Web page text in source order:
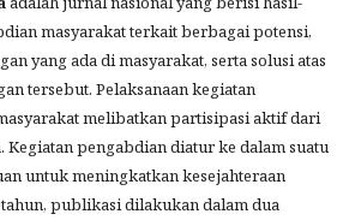
masyarakat terkait berbagai potensi,
yang ada di masyarakat, serta solusi atas
tersebut. Pelaksanaan kegiatan
melibatkan partisipasi aktif dari
Kegiatan pengabdian diatur ke dalam suatu
untuk meningkatkan kesejahteraan
publikasi dilakukan dalam dua